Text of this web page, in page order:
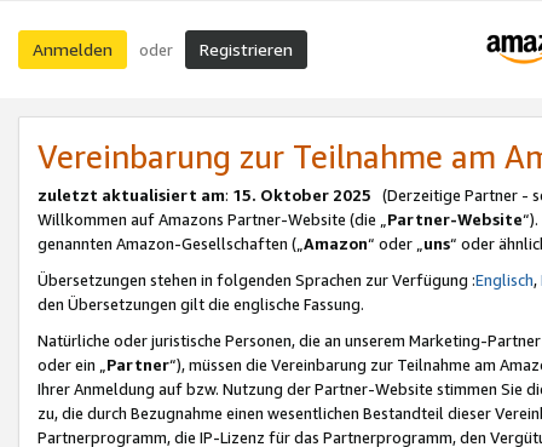
Anmelden oder Registrieren
Vereinbarung zur Teilnahme am
zuletzt aktualisiert am: 15. Oktober 2025 (Derzeitige Partner -
Willkommen auf Amazons Partner-Website (die „Partner-Website
genannten Amazon-Gesellschaften („Amazon“ oder „uns“ oder
Übersetzungen stehen in folgenden Sprachen zur Verfügung :Englisch,
den Übersetzungen gilt die englische Fassung.
Natürliche oder juristische Personen, die an unserem Marketing-
oder ein „Partner“), müssen die Vereinbarung zur Teilnahme am
Ihrer Anmeldung auf bzw. Nutzung der Partner-Website stimmen Sie
zu, die durch Bezugnahme einen wesentlichen Bestandteil dieser
Partnerprogramm, die IP-Lizenz für das Partnerprogramm, den